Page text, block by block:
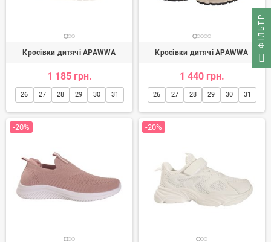
Кросівки дитячі APAWWA
1 185 грн.
26 27 28 29 30 31
Кросівки дитячі APAWWA
1 440 грн.
26 27 28 29 30 31
-20% -20%
ФІЛЬТР